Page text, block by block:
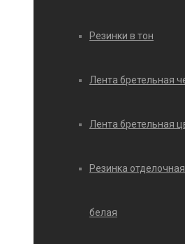
Резинки в тон
Лента бретельная
Лента бретельная
Резинка
белая